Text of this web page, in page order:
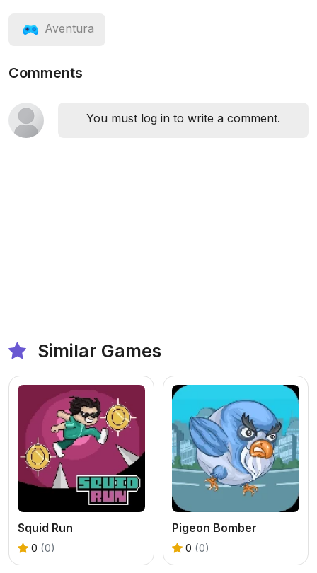
Aventura
Comments
You must log in to write a comment.
Similar Games
Squid Run
0 (0)
Pigeon Bomber
0 (0)